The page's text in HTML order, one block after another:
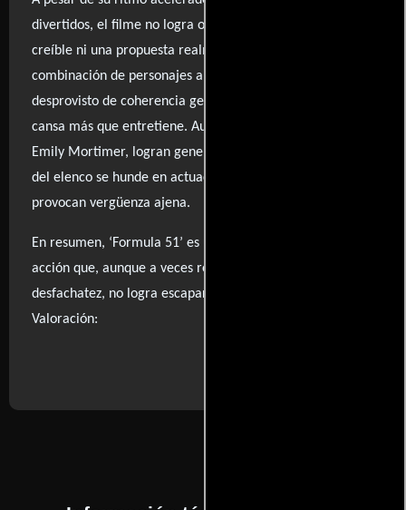
divertidos, el filme no logra ofrecer un solo segundo
creíble ni una propuesta realmente novedosa. La
combinación de personajes absurdos y un argumento
desprovisto de coherencia genera una experiencia que
cansa más que entretiene. Aunque algunos actores, como
Emily Mortimer, logran generar cierta química, el resto
del elenco se hunde en actuaciones caricaturescas que
provocan vergüenza ajena.
En resumen, ‘Formula 51’ es un intento de comedia de
acción que, aunque a veces resulta entretenido por su
desfachatez, no logra escapar de su propia mediocridad.
Valoración: